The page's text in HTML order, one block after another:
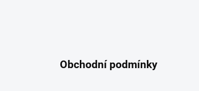
Obchodní podmínky